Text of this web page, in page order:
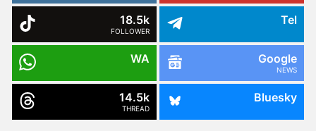
18.5k
FOLLOWER
Tel
WA Google
NEWS
14.5k
THREAD
Bluesky